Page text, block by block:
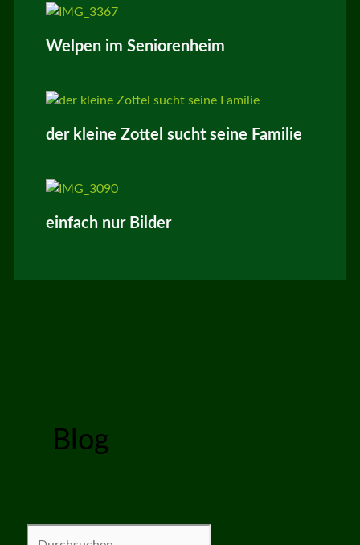
Welpen im Seniorenheim
der kleine Zottel sucht seine Familie
einfach nur Bilder
Blog